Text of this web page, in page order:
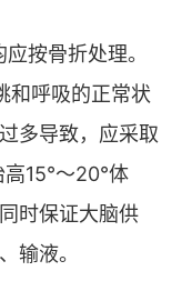
按骨折处理。
和呼吸的正常状
多导致，应采取
15°～20°体
时保证大脑供
输液。